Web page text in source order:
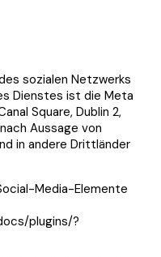
sozialen Netzwerks
Dienstes ist die Meta
Square, Dublin 2,
Aussage von
in andere Drittländer
Media-Elemente
plugins/?